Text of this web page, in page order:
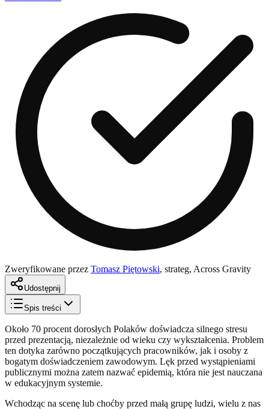
Zweryfikowane przez Tomasz Piętowski, strateg, Across Gravity
Udostępnij
Spis treści
Około 70 procent dorosłych Polaków doświadcza silnego stresu
przed prezentacją, niezależnie od wieku czy wykształcenia. Problem
ten dotyka zarówno początkujących pracowników, jak i osoby z
bogatym doświadczeniem zawodowym. Lęk przed wystąpieniami
publicznymi można zatem nazwać epidemią, która nie jest nauczana
w edukacyjnym systemie.
Wchodząc na scenę lub choćby przed małą grupę ludzi, wielu z nas